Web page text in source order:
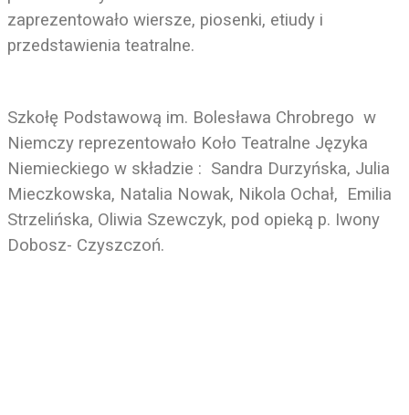
zaprezentowało wiersze, piosenki, etiudy i
przedstawienia teatralne.
Szkołę Podstawową im. Bolesława Chrobrego w
Niemczy reprezentowało Koło Teatralne Języka
Niemieckiego w składzie : Sandra Durzyńska, Julia
Mieczkowska, Natalia Nowak, Nikola Ochał, Emilia
Strzelińska, Oliwia Szewczyk, pod opieką p. Iwony
Dobosz- Czyszczoń.